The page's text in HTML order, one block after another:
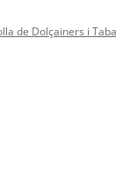
de Dolçainers i